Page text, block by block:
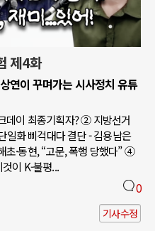
제4화
연이 꾸며가는 시사정치 유튜
데이 최종기획자? ② 지방선거
일화 삐걱대다 결단 - 김용남은
·동현, “고문, 폭행 당했다” ④
이 K-불평...
0
기사수정